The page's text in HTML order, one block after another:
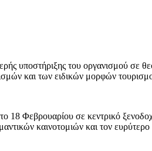
υποστήριξης του οργανισμού σε
και των ειδικών μορφών
Φεβρουαρίου σε κεντρικό
καινοτομιών και τον